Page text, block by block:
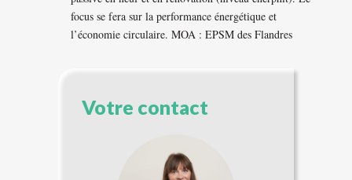
focus se fera sur la performance énergétique et
l’économie circulaire. MOA : EPSM des Flandres
Votre contact